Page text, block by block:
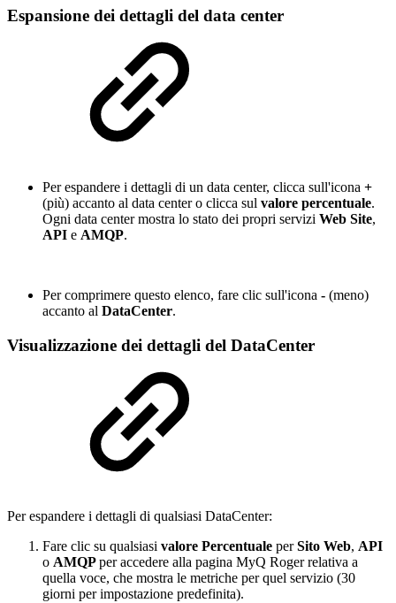
Espansione dei dettagli del data center
Per espandere i dettagli di un data center, clicca sull'icona +
(più) accanto al data center o clicca sul valore percentuale.
Ogni data center mostra lo stato dei propri servizi Web Site,
API e AMQP.
Per comprimere questo elenco, fare clic sull'icona - (meno)
accanto al DataCenter.
Visualizzazione dei dettagli del DataCenter
Per espandere i dettagli di qualsiasi DataCenter:
Fare clic su qualsiasi valore Percentuale perSito Web, API
o AMQPper accedere alla pagina MyQ Roger relativa a
quella voce, che mostra le metriche per quel servizio (30
giorni per impostazione predefinita).